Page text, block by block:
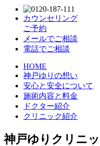
カウンセリング
ご予約
メールでご相談
電話でご相談
HOME
神戸ゆりの想い
安心と安全について
施術内容と料金
ドクター紹介
クリニック紹介
神戸ゆりクリニ